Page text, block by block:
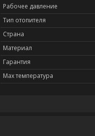
Рабочее давление
Тип отопителя
Страна
Материал
Гарантия
Max температура